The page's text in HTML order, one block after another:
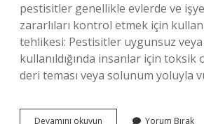
pestisitler genellikle evlerde ve
zararlıları kontrol etmek için
tehlikesi: Pestisitler uygunsuz veya
kullanıldığında insanlar için toksik
deri teması veya solunum yoluyla
Devamını okuyun Yorum Bırak